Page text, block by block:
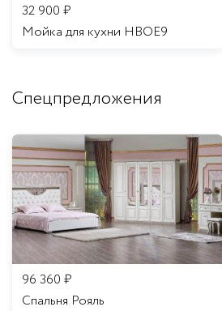
32 900 ₽
Мойка для кухни HBOE9
Спецпредложения
96 360 ₽
Спальня Рояль